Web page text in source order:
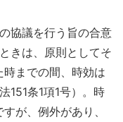
協議を行う旨の合意
きは、原則としてそ
までの間、時効は
151条1項1号）。時
が、例外があり、